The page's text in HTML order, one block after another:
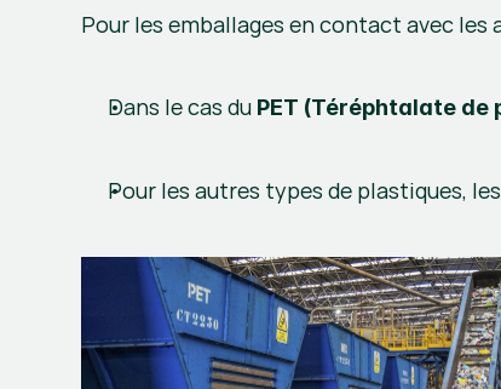
Pour les emballages en contact avec
Dans le cas du PET (Téréphtalate de
Pour les autres types de plastiques,